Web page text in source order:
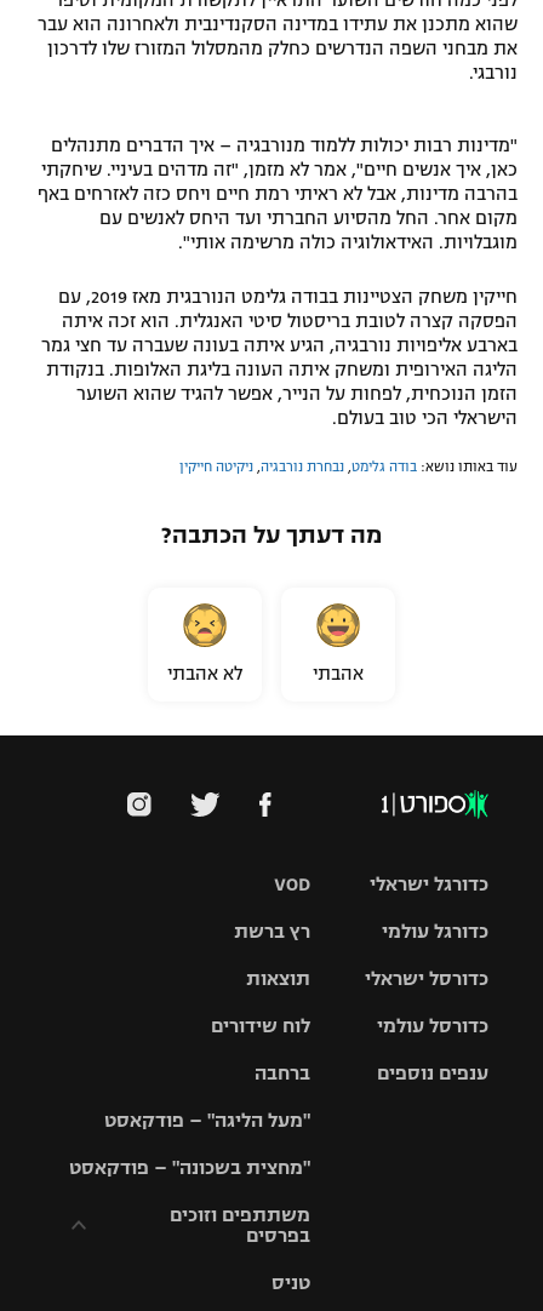
שהוא מתכנן את עתידו במדינה הסקנדינבית ולאחרונה הוא עבר
את מבחני השפה הנדרשים כחלק מהמסלול המזורז שלו לדרכון
נורבגי.
"מדינות רבות יכולות ללמוד מנורבגיה – איך הדברים מתנהלים
כאן, איך אנשים חיים", אמר לא מזמן, "זה מדהים בעיניי. שיחקתי
בהרבה מדינות, אבל לא ראיתי רמת חיים ויחס כזה לאזרחים באף
מקום אחר. החל מהסיוע החברתי ועד היחס לאנשים עם
מוגבלויות. האידאולוגיה כולה מרשימה אותי".
חייקין משחק הצטיינות בבודה גלימט הנורבגית מאז 2019, עם
הפסקה קצרה לטובת בריסטול סיטי האנגלית. הוא זכה איתה
בארבע אליפויות נורבגיה, הגיע איתה בעונה שעברה עד חצי גמר
הליגה האירופית ומשחק איתה העונה בליגת האלופות. בנקודת
הזמן הנוכחית, לפחות על הנייר, אפשר להגיד שהוא השוער
הישראלי הכי טוב בעולם.
עוד באותו נושא: בודה גלימט נבחרת נורבגיה ניקיטה חייקין
מה דעתך על הכתבה?
אהבתי לא אהבתי
VOD
רץ ברשת
תוצאות
לוח שידורים
ברחבה
"מעל הליגה" – פודקאסט
"מחצית בשכונה" – פודקאסט
משתתפים וזוכים
בפרסים
טניס
כדורגל ישראלי
גביע הטוטו
כדורגל עולמי
האלופות
ליגה
כדורסל ישראלי
סל
כדורסל עולמי
ענפים נוספים